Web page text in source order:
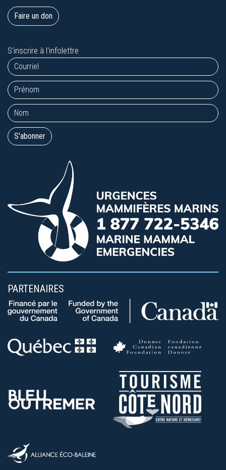
Faire un don
S'inscrire à l'infolettre
PARTENAIRES